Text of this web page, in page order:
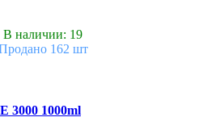
В наличии: 19
162 шт
3000 1000ml